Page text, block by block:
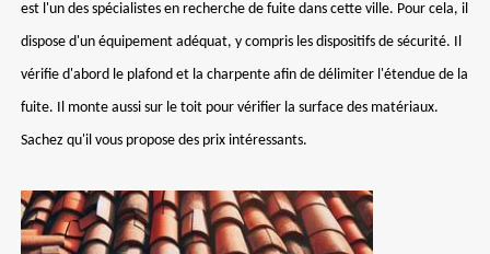
est l'un des spécialistes en recherche de fuite dans cette ville. Pour cela, il
dispose d'un équipement adéquat, y compris les dispositifs de sécurité. Il
vérifie d'abord le plafond et la charpente afin de délimiter l'étendue de la
fuite. Il monte aussi sur le toit pour vérifier la surface des matériaux.
Sachez qu'il vous propose des prix intéressants.